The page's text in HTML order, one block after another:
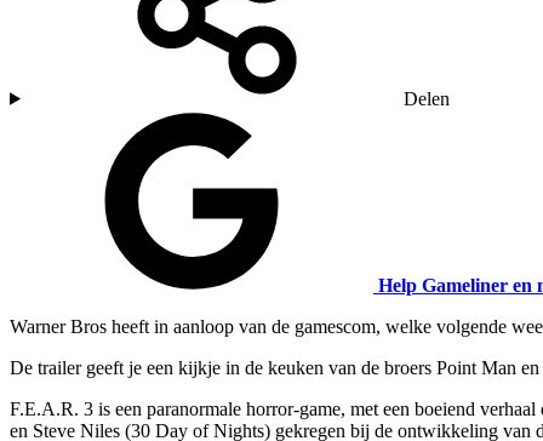
Delen
Help Gameliner en
Warner Bros heeft in aanloop van de gamescom, welke volgende
De trailer geeft je een kijkje in de keuken van de broers Point Man
F.E.A.R. 3 is een paranormale horror-game, met een boeiend
en Steve Niles (30 Day of Nights) gekregen bij de ontwikkeling van